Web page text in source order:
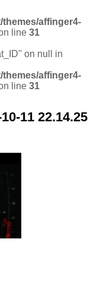
affinger4-
line 31
on null in
affinger4-
line 31
11 22.14.25